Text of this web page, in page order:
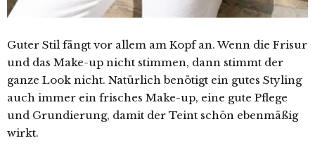
Guter Stil fängt vor allem am Kopf an. Wenn die Frisur
und das Make-up nicht stimmen, dann stimmt der
ganze Look nicht. Natürlich benötigt ein gutes Styling
auch immer ein frisches Make-up, eine gute Pflege
und Grundierung, damit der Teint schön ebenmäßig
wirkt.